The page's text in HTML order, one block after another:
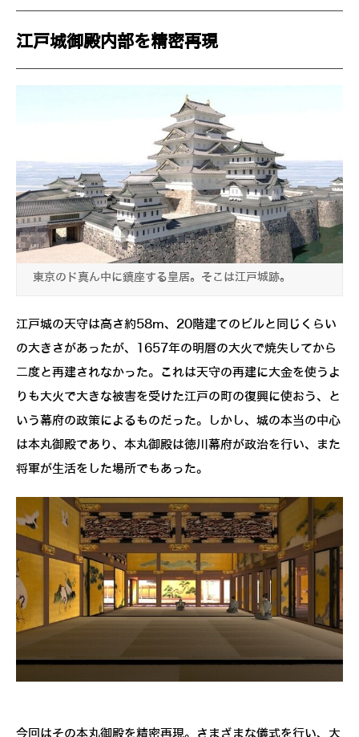
江戸城御殿内部を精密再現
東京のド真ん中に鎮座する皇居。そこは江戸城跡。
江戸城の天守は高さ約58m、20階建てのビルと同じくらい
の大きさがあったが、1657年の明暦の大火で焼失してから
二度と再建されなかった。これは天守の再建に大金を使うよ
りも大火で大きな被害を受けた江戸の町の復興に使おう、と
いう幕府の政策によるものだった。しかし、城の本当の中心
は本丸御殿であり、本丸御殿は徳川幕府が政治を行い、また
将軍が生活をした場所でもあった。
今回はその本丸御殿を精密再現。さまざまな儀式を行い、大